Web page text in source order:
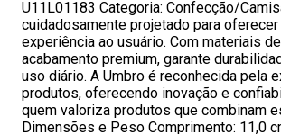
U11L01183 Categoria: Confecção/
cuidadosamente projetado para
experiência ao usuário. Com materiais
acabamento premium, garante
uso diário. A Umbro é reconhecida pela
produtos, oferecendo inovação e
quem valoriza produtos que combinam
Dimensões e Peso Comprimento: 11,0